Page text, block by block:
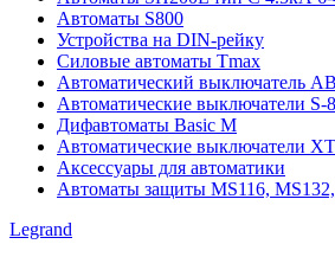
Автоматы S800
Устройства на DIN-рейку
Силовые автоматы Tmax
Автоматический выключатель
Автоматические выключатели
Дифавтоматы Basic M
Автоматические выключатели XT
Аксессуары для автоматики
Автоматы защиты MS116,
Legrand